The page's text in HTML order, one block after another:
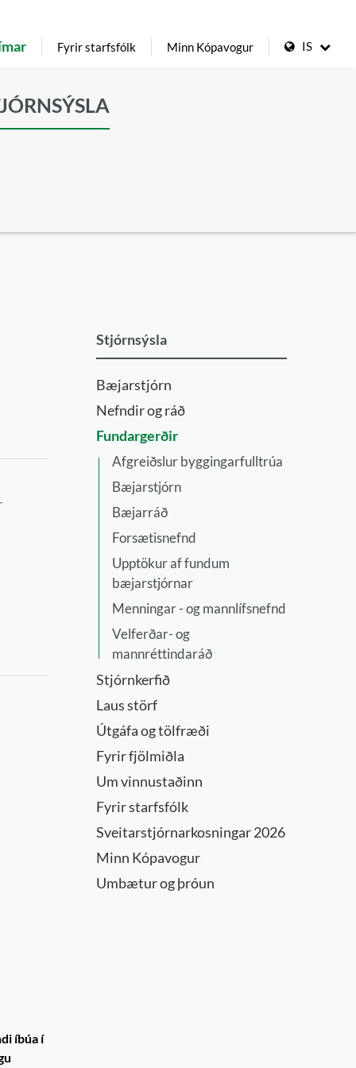
Fyrir starfsfólk Minn Kópavogur IS
íbúa í
Stjórnsýsla
Bæjarstjórn
Nefndir og ráð
Fundargerðir
Afgreiðslur byggingarfulltrúa
Bæjarstjórn
Bæjarráð
Forsætisnefnd
Upptökur af fundum
bæjarstjórnar
Menningar - og mannlífsnefnd
Velferðar- og
mannréttindaráð
Stjórnkerfið
Laus störf
Útgáfa og tölfræði
Fyrir fjölmiðla
Um vinnustaðinn
Fyrir starfsfólk
Sveitarstjórnarkosningar 2026
Minn Kópavogur
Umbætur og þróun